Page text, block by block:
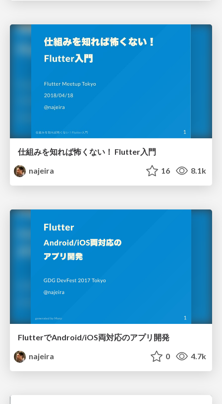
仕組みを知れば怖くない！ Flutter入門
najeira
16 8.1k
FlutterでAndroid/iOS両対応のアプリ開発
najeira
0 4.7k